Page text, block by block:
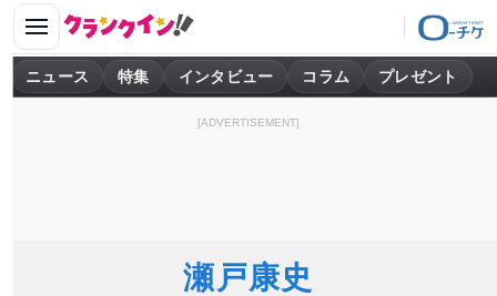
ニュース 特集 インタビュー コラム プレゼント
[ADVERTISEMENT]
瀬戸康史